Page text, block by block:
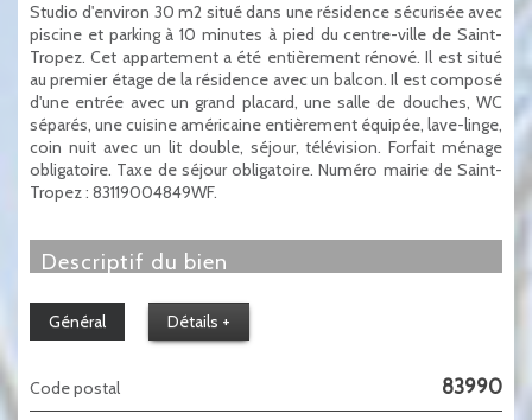
Studio d'environ 30 m2 situé dans une résidence sécurisée avec
piscine et parking à 10 minutes à pied du centre-ville de Saint-
Tropez. Cet appartement a été entièrement rénové. Il est situé
au premier étage de la résidence avec un balcon. Il est composé
d'une entrée avec un grand placard, une salle de douches, WC
séparés, une cuisine américaine entièrement équipée, lave-linge,
coin nuit avec un lit double, séjour, télévision. Forfait ménage
obligatoire. Taxe de séjour obligatoire. Numéro mairie de Saint-
Tropez : 83119004849WF.
descriptif du bien
Général Détails +
Code postal 83990